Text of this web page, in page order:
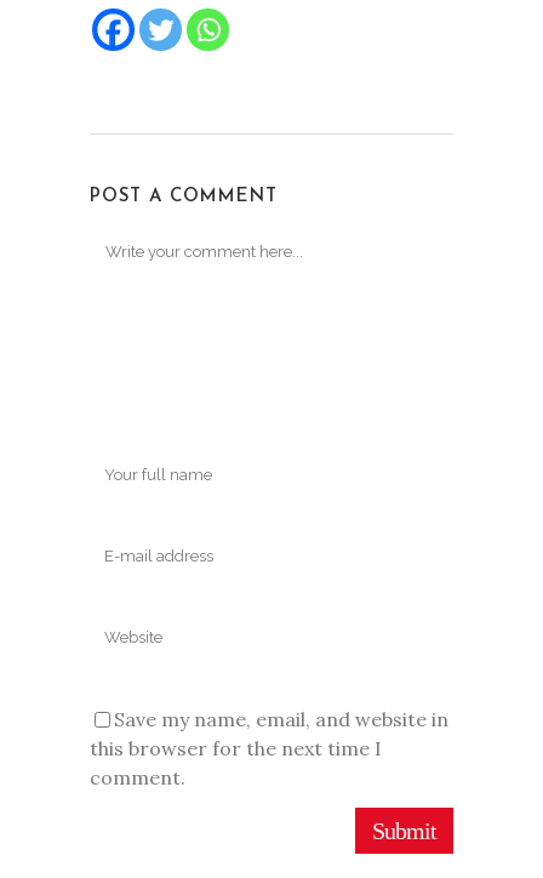
POST A COMMENT
Save my name, email, and website in
this browser for the next time I
comment.